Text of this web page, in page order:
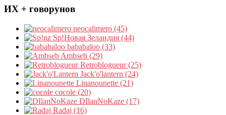
ИХ + говорунов
neocalimero (45)
Sp!Новая Зеландия (44)
bababaloo (33)
Ambseb (29)
Retroblogueur (25)
Jack'o'lantern (24)
Linanounette (21)
cocole (20)
DIlanNoKaze (17)
Radaj (16)